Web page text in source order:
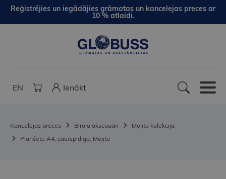
Reģistrējies un iegādājies grāmatas un kancelejas preces ar
10 % atlaidi.
EN Ienākt
Kancelejas preces Biroja aksesuāri
Mojito kolekcija
Planšete A4, caurspīdīga, Mojito